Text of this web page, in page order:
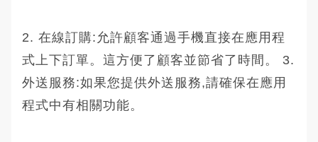
2. 在線訂購:允許顧客通過手機直接在應用程
式上下訂單。這方便了顧客並節省了時間。 3.
外送服務:如果您提供外送服務,請確保在應用
程式中有相關功能。